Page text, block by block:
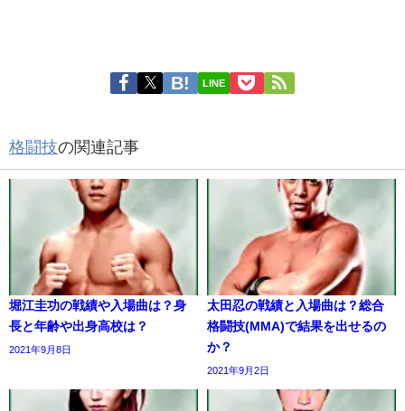
LINE
格闘技の関連記事
堀江圭功の戦績や入場曲は？身
長と年齢や出身高校は？
2021年9月8日
太田忍の戦績と入場曲は？総合
格闘技(MMA)で結果を出せるの
か？
2021年9月2日